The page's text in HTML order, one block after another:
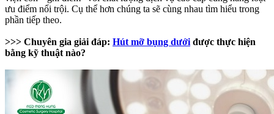
ưu điểm nổi trội. Cụ thể hơn chúng ta sẽ cùng nhau tìm hiểu trong
phần tiếp theo.
>>> Chuyên gia giải đáp: Hút mỡ bụng dưới được thực hiện
bằng kỹ thuật nào?